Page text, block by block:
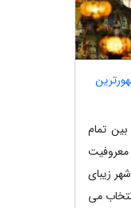
بین تمام
زیبای
می